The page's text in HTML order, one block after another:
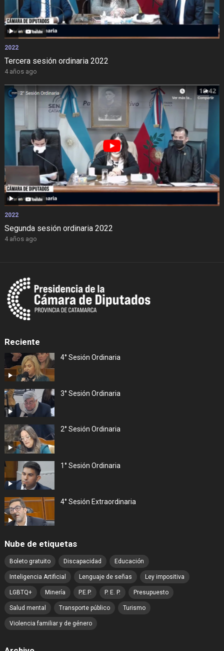
2022
Tercera sesión ordinaria 2022
4 años ago
2022
Segunda sesión ordinaria 2022
4 años ago
Reciente
4° Sesión Ordinaria
3° Sesión Ordinaria
2° Sesión Ordinaria
1° Sesión Ordinaria
4° Sesión Extraordinaria
Nube de etiquetas
Boleto gratuito Discapacidad Educación
Inteligencia Artificial Lenguaje de señas Ley impositiva
LGBTQ+ Minería P.E.P. P. E. P. Presupuesto
Salud mental Transporte público Turismo
Violencia familiar y de género